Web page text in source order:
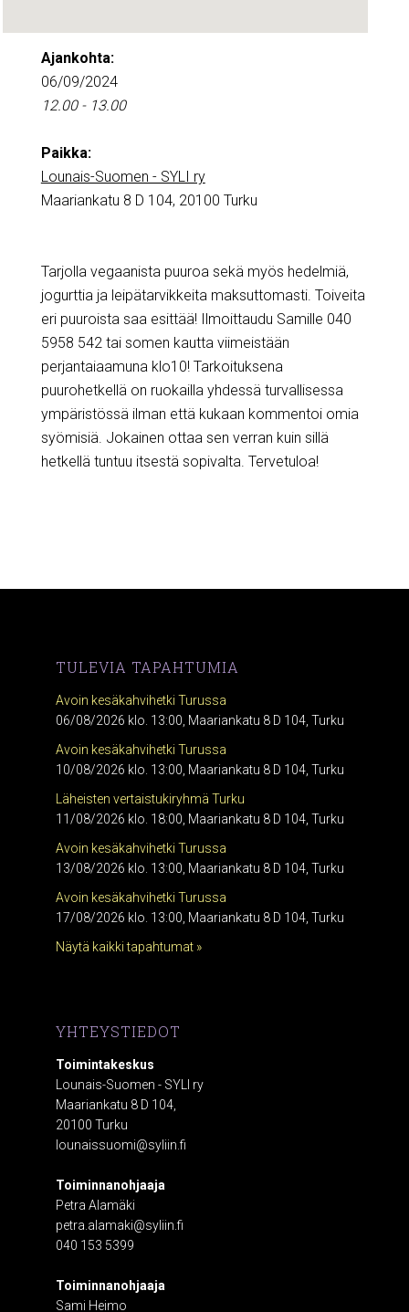
Ajankohta:
06/09/2024
12.00 - 13.00
Paikka:
Lounais-Suomen - SYLI ry
Maariankatu 8 D 104, 20100 Turku
Tarjolla vegaanista puuroa sekä myös hedelmiä,
jogurttia ja leipätarvikkeita maksuttomasti. Toiveita
eri puuroista saa esittää! Ilmoittaudu Samille 040
5958 542 tai somen kautta viimeistään
perjantaiaamuna klo10! Tarkoituksena
puurohetkellä on ruokailla yhdessä turvallisessa
ympäristössä ilman että kukaan kommentoi omia
syömisiä. Jokainen ottaa sen verran kuin sillä
hetkellä tuntuu itsestä sopivalta. Tervetuloa!
TULEVIA TAPAHTUMIA
Avoin kesäkahvihetki Turussa
06/08/2026 klo. 13:00, Maariankatu 8 D 104, Turku
Avoin kesäkahvihetki Turussa
10/08/2026 klo. 13:00, Maariankatu 8 D 104, Turku
Läheisten vertaistukiryhmä Turku
11/08/2026 klo. 18:00, Maariankatu 8 D 104, Turku
Avoin kesäkahvihetki Turussa
13/08/2026 klo. 13:00, Maariankatu 8 D 104, Turku
Avoin kesäkahvihetki Turussa
17/08/2026 klo. 13:00, Maariankatu 8 D 104, Turku
Näytä kaikki tapahtumat »
YHTEYSTIEDOT
Toimintakeskus
Lounais-Suomen - SYLI ry
Maariankatu 8 D 104,
20100 Turku
lounaissuomi@syliin.fi
Toiminnanohjaaja
Petra Alamäki
petra.alamaki@syliin.fi
040 153 5399
Toiminnanohjaaja
Sami Heimo